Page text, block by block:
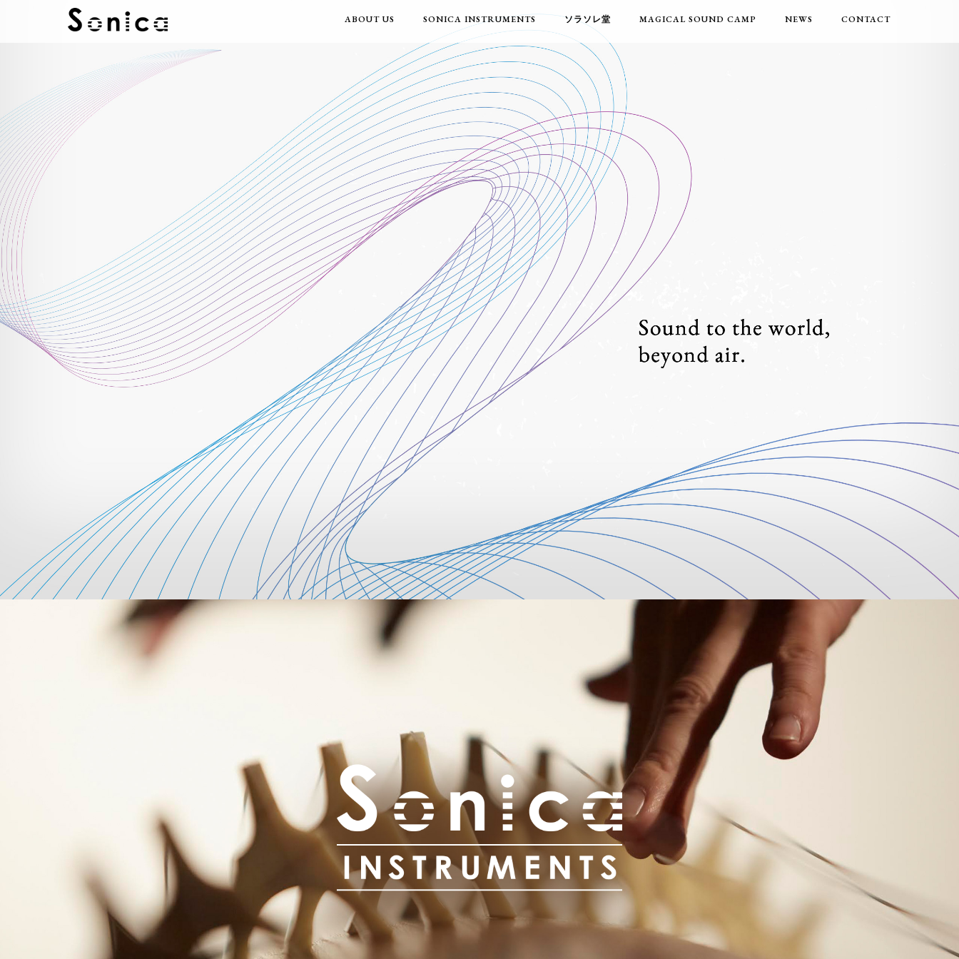
ABOUT US SONICA INSTRUMENTS ソラソレ堂 MAGICAL SOUND CAMP NEWS CONTACT